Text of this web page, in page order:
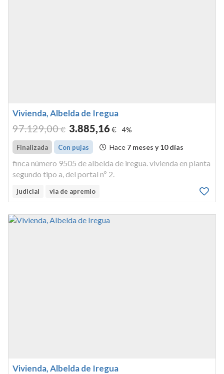
Vivienda, Albelda de Iregua
97.129,00 € 3.885,16€ 4%
Finalizada Con pujas Hace 7 meses y 10 días
finca número 9505 de albelda de iregua. vivienda en planta
segundo tipo a, del portal nº 2.
judicial via de apremio
Vivienda, Albelda de Iregua